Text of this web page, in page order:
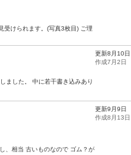
受けられます。(写真3枚目) ご理
ました。 中に若干書き込みあり
更新8月10日
作成7月2日
、相当 古いものなので ゴム？が
更新9月9日
作成8月13日